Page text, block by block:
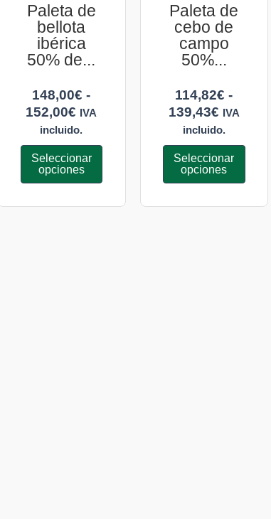
Paleta de
bellota
ibérica
50% de...
148,00€ -
152,00€ IVA
incluido.
Seleccionar
opciones
Paleta de
cebo de
campo
50%...
114,82€ -
139,43€ IVA
incluido.
Seleccionar
opciones